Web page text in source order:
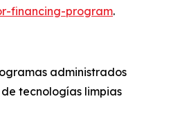
financing-program.
administrados
tecnologías limpias